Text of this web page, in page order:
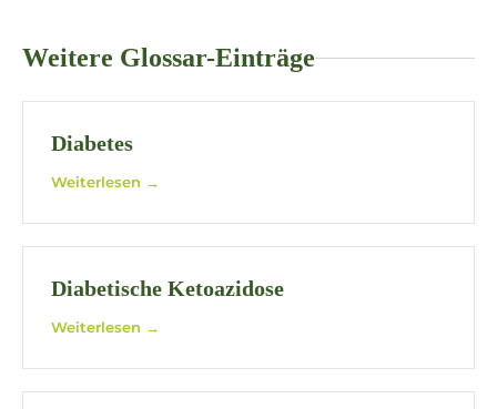
Weitere Glossar-Einträge
Diabetes
Weiterlesen →
Diabetische Ketoazidose
Weiterlesen →